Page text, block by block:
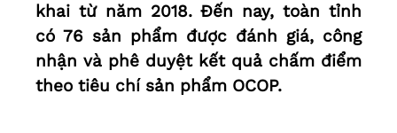
khai từ năm 2018. Đến nay, toàn tỉnh
có 76 sản phẩm được đánh giá, công
nhận và phê duyệt kết quả chấm điểm
theo tiêu chí sản phẩm OCOP.